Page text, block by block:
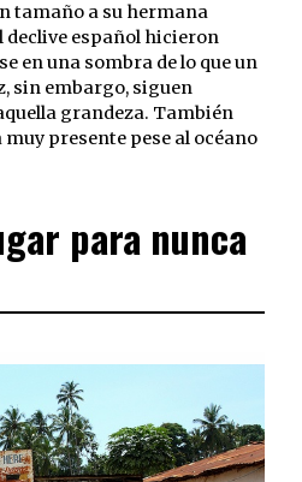
tamaño a su hermana
declive español hicieron
en una sombra de lo que un
sin embargo, siguen
grandeza. También
presente pese al océano
para nunca